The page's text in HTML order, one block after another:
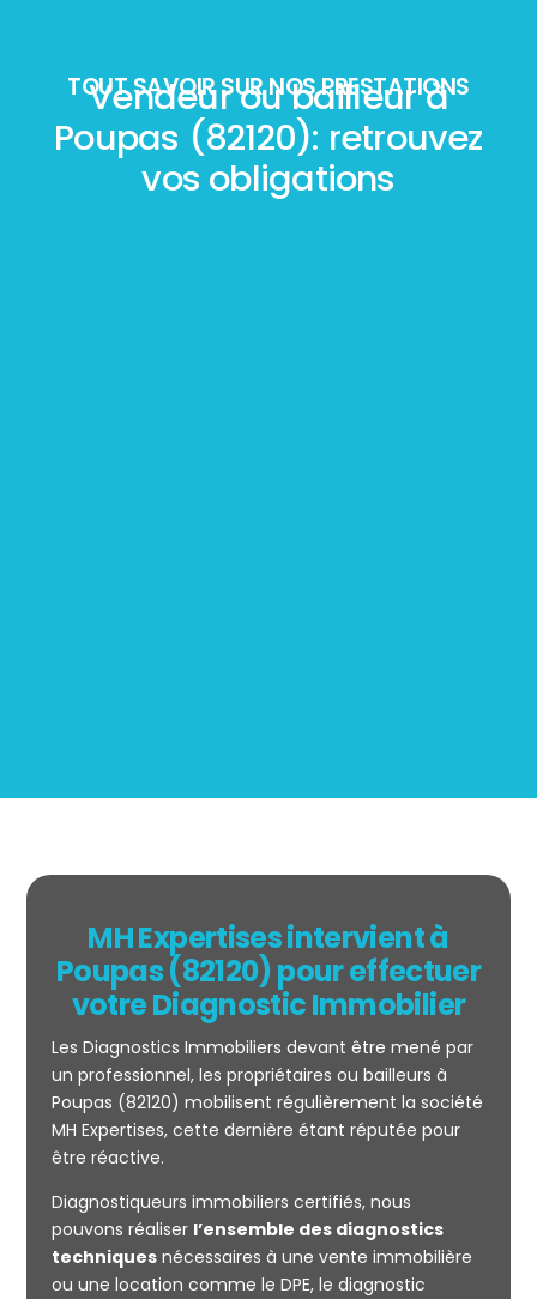
TOUT SAVOIR SUR NOS PRESTATIONS
Vendeur ou bailleur à
Poupas (82120): retrouvez
vos obligations
Mesurage
CARREZ
MH Expertises intervient à
Poupas (82120) pour effectuer
votre Diagnostic Immobilier
Les Diagnostics Immobiliers devant être mené par
un professionnel, les propriétaires ou bailleurs à
Poupas (82120) mobilisent régulièrement la société
MH Expertises, cette dernière étant réputée pour
être réactive.
Diagnostiqueurs immobiliers certifiés, nous
pouvons réaliser l’ensemble des diagnostics
techniquesnécessaires à une vente immobilière
ou une location comme le DPE, le diagnostic